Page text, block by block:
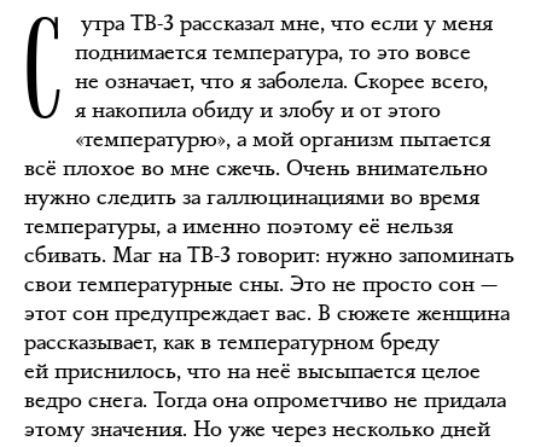
С
утра ТВ-3 рассказал мне, что если у меня
поднимается температура, то это вовсе
не означает, что я заболела. Скорее всего,
я накопила обиду и злобу и от этого
«температурю», а мой организм пытается
всё плохое во мне сжечь. Очень внимательно
нужно следить за галлюцинациями во время
температуры, а именно поэтому её нельзя
сбивать. Маг на ТВ-3 говорит: нужно запоминать
свои температурные сны. Это не просто сон —
этот сон предупреждает вас. В сюжете женщина
рассказывает, как в температурном бреду
ей приснилось, что на неё высыпается целое
ведро снега. Тогда она опрометчиво не придала
этому значения. Но уже через несколько дней